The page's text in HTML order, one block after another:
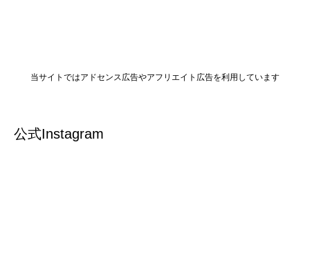
当サイトではアドセンス広告やアフリエイト広告を利用しています
公式Instagram